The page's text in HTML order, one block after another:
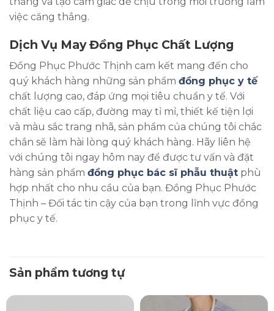
việc căng thẳng.
Dịch Vụ May Đồng Phục Chất Lượng
Đồng Phục Phước Thịnh cam kết mang đến cho
quý khách hàng những sản phẩm đồng phục y tế
chất lượng cao, đáp ứng mọi tiêu chuẩn y tế. Với
chất liệu cao cấp, đường may tỉ mỉ, thiết kế tiện lợi
và màu sắc trang nhã, sản phẩm của chúng tôi chắc
chắn sẽ làm hài lòng quý khách hàng. Hãy liên hệ
với chúng tôi ngay hôm nay để được tư vấn và đặt
hàng sản phẩm đồng phục bác sĩ phẫu thuật phù
hợp nhất cho nhu cầu của bạn. Đồng Phục Phước
Thịnh – Đối tác tin cậy của bạn trong lĩnh vực đồng
phục y tế.
Sản phẩm tương tự